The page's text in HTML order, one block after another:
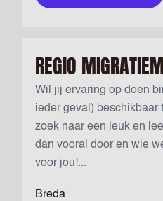
REGIO
Breda
Wil jij ervaring op doen
ieder geval) beschikbaar
zoek naar een leuk en
dan vooral door en wie
voor jou!...